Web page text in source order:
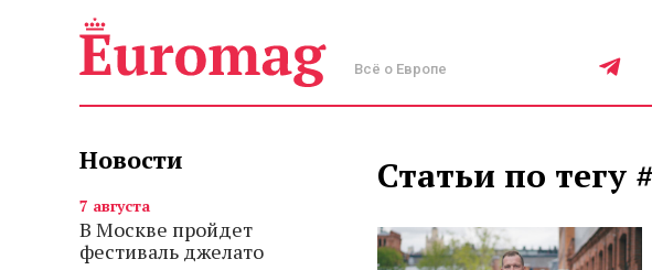
Всё о Европе
Новости
7 августа
В Москве пройдет
фестиваль джелато
Статьи по тегу